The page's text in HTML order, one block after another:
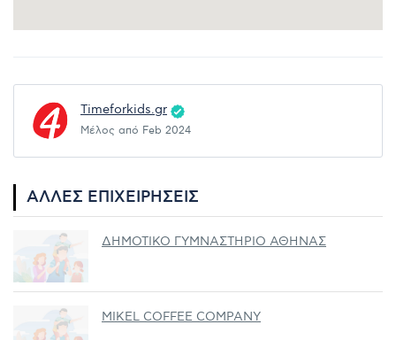
Timeforkids.gr
Μέλος από Feb 2024
ΆΛΛΕΣ ΕΠΙΧΕΙΡΉΣΕΙΣ
ΔΗΜΟΤΙΚΟ ΓΥΜΝΑΣΤΗΡΙΟ ΑΘΗΝΑΣ
MIKEL COFFEE COMPANY